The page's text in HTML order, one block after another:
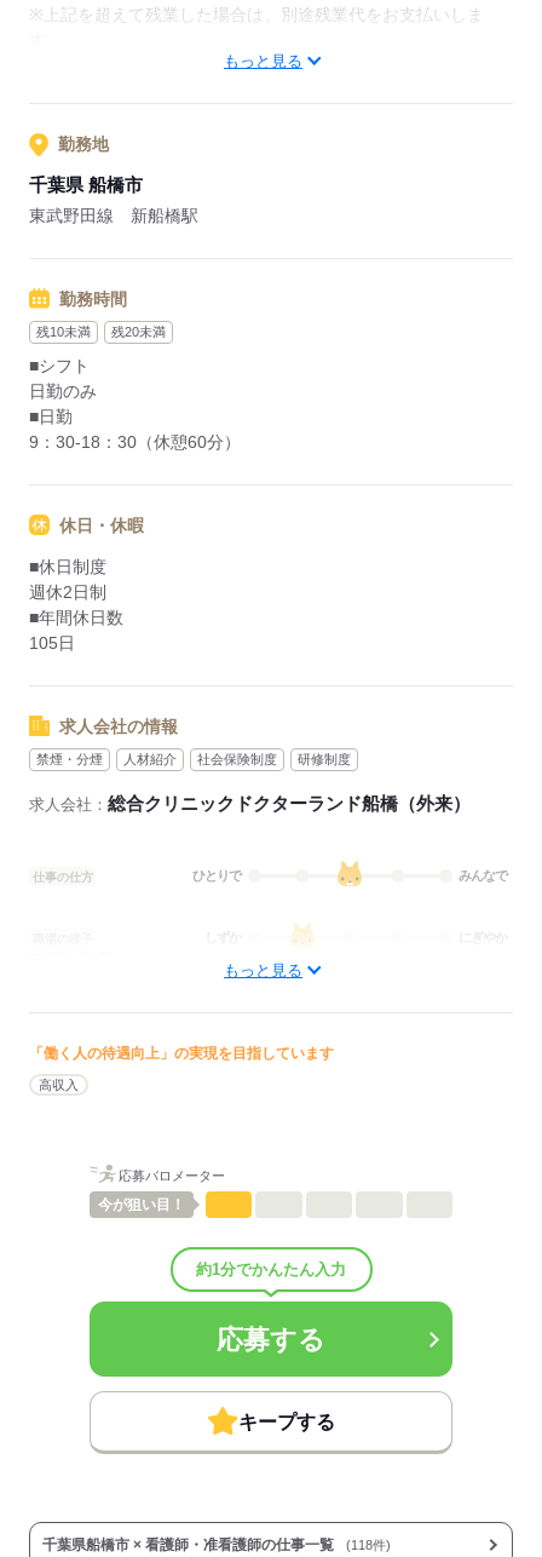
※上記を超えて残業した場合は、別途残業代をお支払いしま
もっと見る
勤務地
千葉県 船橋市
東武野田線 新船橋駅
勤務時間
残10未満 残20未満
■シフト
日勤のみ
■日勤
9：30-18：30（休憩60分）
休日・休暇
■休日制度
週休2日制
■年間休日数
105日
求人会社の情報
禁煙・分煙 人材紹介 社会保険制度 研修制度
求人会社： 総合クリニックドクターランド船橋（外来）
仕事の仕方 ひとりで みんなで
にぎやか
■賞与備考：なし
■退職金制度：有（勤続5年以上）
■退職金制度備考：
└基本給：288,524円
└固定時間外手当：61,476 円（30時間分）
※経験等により変動あり（詳細はお問い合わせください）
■受動喫煙防止措置：
敷地内禁煙
応募する
もっと見る
「働く人の待遇向上」の実現を目指しています
高収入
応募バロメーター
今が狙い目！
約1分でかんたん入力
応募する
キープする
千葉県船橋市 × 看護師・准看護師の仕事一覧 (118件)